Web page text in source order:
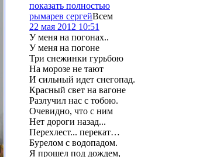
показать полностью
рымарев сергейВсем
22 мая 2012 10:51
У меня на погонах..
У меня на погоне
Три снежинки гурьбою
На морозе не тают
И сильный идет снегопад.
Красный свет на вагоне
Разлучил нас с тобою.
Очевидно, что с ним
Нет дороги назад...
Перехлест... перекат…
Бурелом с водопадом.
Я прошел под дождем,